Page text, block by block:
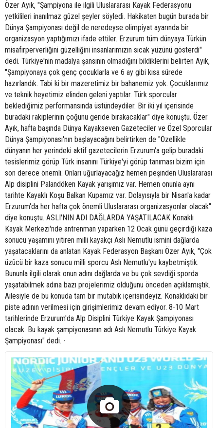
Özer Ayık, "Şampiyona ile ilgili Uluslararası Kayak Federasyonu
yetkilileri inanılmaz güzel şeyler söyledi. Hakikaten bugün burada bir
Dünya Şampiyonası değil de neredeyse olimpiyat ayarında bir
organizasyon yaptığımızı ifade ettiler. Erzurum tüm dünyaya Türkün
misafirperverliğini güzelliğini insanlarımızın sıcak yüzünü gösterdi"
dedi. Türkiye'nin madalya şansının olmadığını bildiklerini belirten Ayık,
"Şampiyonaya çok genç çocuklarla ve 6 ay gibi kısa sürede
hazırlandık. Tabi ki bir mazeretimiz bir bahanemiz yok. Çocuklarımız
ve teknik heyetimiz elinden geleni yaptılar. Türk sporcular
beklediğimiz performansında üstündeydiler. Bir iki yıl içerisinde
buradaki rakiplerinin çoğunu geride bırakacaklar" diye konuştu. Özer
Ayık, hafta başında Dünya Kayakseven Gazeteciler ve Özel Sporcular
Dünya Şampiyonası'nın başlayacağını belirtirken de "Özellikle
dünyanın her yerindeki aktif gazetecilerin Erzurum'a gelip buradaki
tesislerimiz görüp Türk insanını Türkiye'yi görüp tanıması bizim için
son derece önemli. Onları uğurlayacağız hemen peşinden Uluslararası
Alp disiplini Palandöken Kayak yarışımız var. Hemen onunla aynı
tarihte Kayaklı Koşu Balkan Kupamız var. Dolayısıyla bir Nisan'a kadar
Erzurum'da her hafta çok önemli Uluslararası organizasyonlar olacak"
diye konuştu. ASLI'NIN ADI DAĞLARDA YAŞATILACAK Konaklı
Kayak Merkezi'nde antrenman yaparken 12 Ocak günü geçirdiği kaza
sonucu yaşamını yitiren milli kayakçı Aslı Nemutlu ismini dağlarda
yaşatacaklarını da anlatan Kayak Federasyon Başkanı Özer Ayık, "Çok
üzücü bir kaza sonucu milli sporcu Aslı Nemutlu'yu kaybetmiştik.
Bununla ilgili olarak onun adını dağlarda ve bu çok sevdiği sporda
yaşatabilmek adına bazı projelerimiz olduğunu önceden açıklamıştık.
Ailesiyle de bu konuda tam bir mutabık içerisindeyiz. Konaklıdaki bir
piste adının verilmesi için girişimlerimiz devam ediyor. 8-10 Mart
tarihlerinde Erzurum'da Alp Disiplini Türkiye Kayak Şampiyonası
olacak. Bu kayak şampiyonasının adı Aslı Nemutlu Türkiye Kayak
Şampiyonası" dedi. -